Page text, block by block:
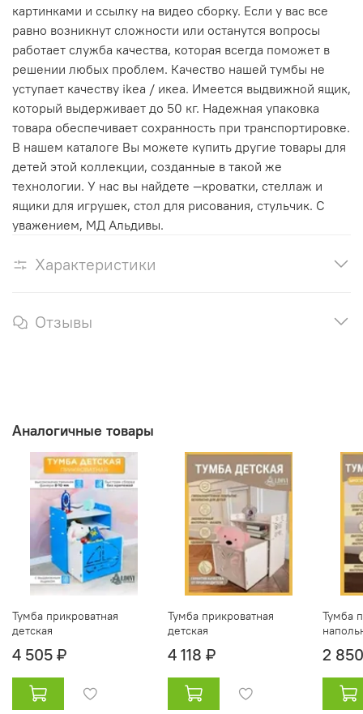
картинками и ссылку на видео сборку. Если у вас все
равно возникнут сложности или останутся вопросы
работает служба качества, которая всегда поможет в
решении любых проблем. Качество нашей тумбы не
уступает качеству ikea / икеа. Имеется выдвижной ящик,
который выдерживает до 50 кг. Надежная упаковка
товара обеспечивает сохранность при транспортировке.
В нашем каталоге Вы можете купить другие товары для
детей этой коллекции, созданные в такой же
технологии. У нас вы найдете —кроватки, стеллаж и
ящики для игрушек, стол для рисования, стульчик. С
уважением, МД Альдивы.
Характеристики
Отзывы
Аналогичные товары
Тумба прикроватная
детская
4 505 ₽
Тумба прикроватная
детская
4 118 ₽
Тумба
2